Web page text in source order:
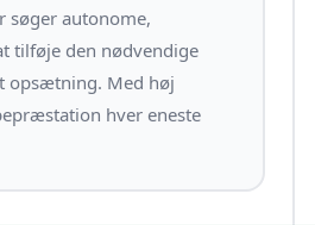
søger autonome,
tilføje den nødvendige
opsætning. Med høj
hver eneste